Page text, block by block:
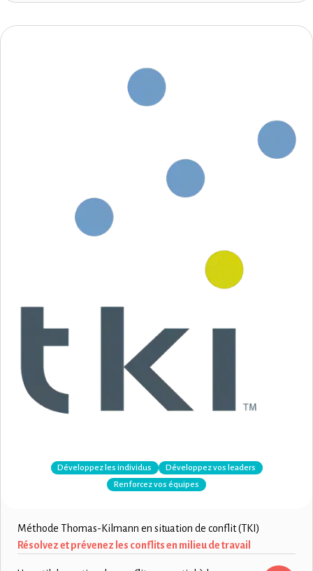
Développez les individus
Développez vos leaders
Renforcez vos équipes
Méthode Thomas-Kilmann en situation de conflit (TKI)
Résolvez et prévenez les conflits en milieu de travail